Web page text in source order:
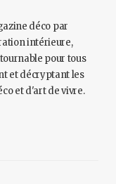
déco par
intérieure,
pour tous
et décryptant les
et d'art de vivre.